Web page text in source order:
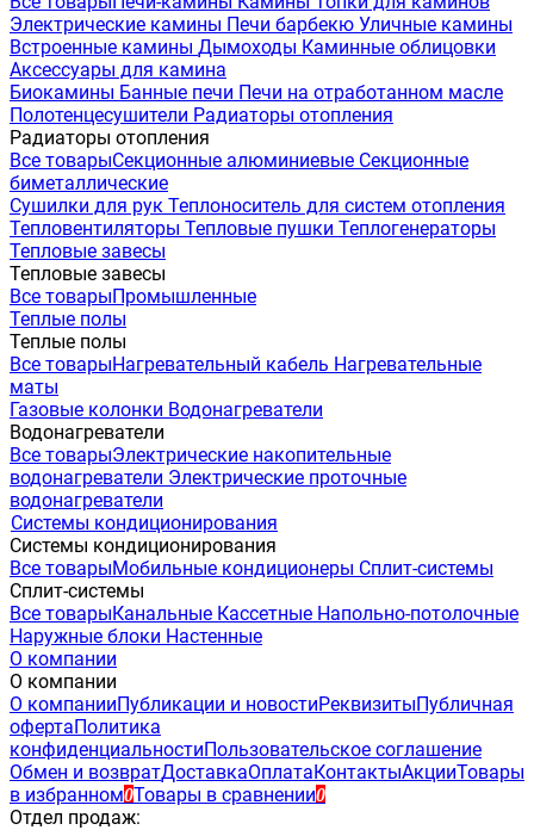
Электрические камины Печи барбекю Уличные камины
Встроенные камины Дымоходы Каминные облицовки
Аксессуары для камина
Биокамины Банные печи Печи на отработанном масле
Полотенцесушители Радиаторы отопления
Радиаторы отопления
Все товарыСекционные алюминиевые Секционные
биметаллические
Сушилки для рук Теплоноситель для систем отопления
Тепловентиляторы Тепловые пушки Теплогенераторы
Тепловые завесы
Тепловые завесы
Все товарыПромышленные
Теплые полы
Теплые полы
Все товарыНагревательный кабель Нагревательные
маты
Газовые колонки Водонагреватели
Водонагреватели
Все товарыЭлектрические накопительные
водонагреватели Электрические проточные
водонагреватели
Системы кондиционирования
Системы кондиционирования
Все товарыМобильные кондиционеры Сплит-системы
Сплит-системы
Все товарыКанальные Кассетные Напольно-потолочные
Наружные блоки Настенные
О компании
О компании
О компанииПубликации и новостиРеквизитыПубличная
офертаПолитика
конфиденциальностиПользовательское соглашение
Обмен и возвратДоставкаОплатаКонтактыАкцииТовары
в избранном0Товары в сравнении0
Отдел продаж: